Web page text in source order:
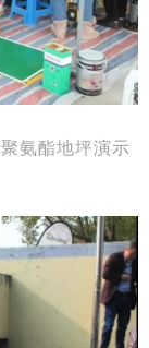
氨酯地坪演示